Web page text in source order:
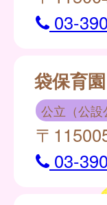
03-
袋保育園
公立（公設
〒
03-